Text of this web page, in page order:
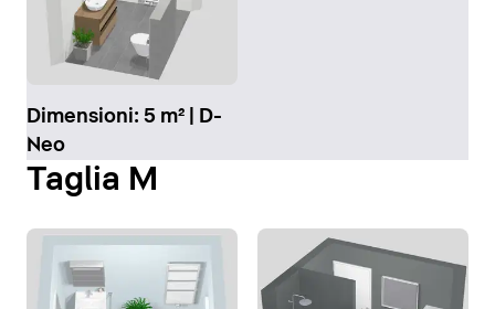
Dimensioni: 5 m² | D-
Neo
Taglia M